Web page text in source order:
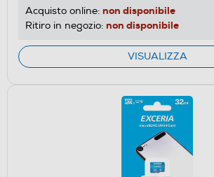
Acquisto online: non disponibile
Ritiro in negozio: non disponibile
VISUALIZZA